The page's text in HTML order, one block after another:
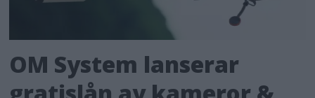
OM System lanserar